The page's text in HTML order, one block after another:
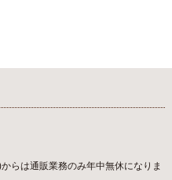
らは通販業務のみ年中無休になりま